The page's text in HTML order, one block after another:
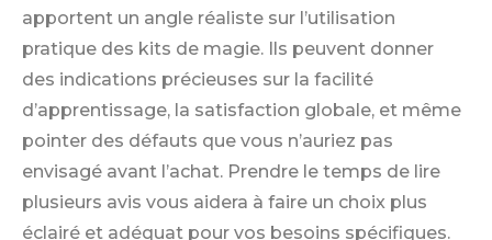
apportent un angle réaliste sur l’utilisation
pratique des kits de magie. Ils peuvent donner
des indications précieuses sur la facilité
d’apprentissage, la satisfaction globale, et même
pointer des défauts que vous n’auriez pas
envisagé avant l’achat. Prendre le temps de lire
plusieurs avis vous aidera à faire un choix plus
éclairé et adéquat pour vos besoins spécifiques.